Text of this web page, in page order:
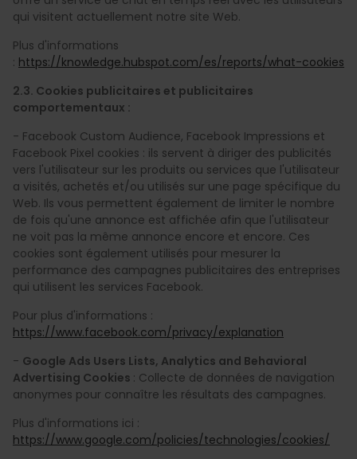
qui visitent actuellement notre site Web.
Plus d'informations
: https://knowledge.hubspot.com/es/reports/what-cookies
2.3. Cookies publicitaires et publicitaires
comportementaux :
- Facebook Custom Audience, Facebook Impressions et
Facebook Pixel cookies : ils servent à diriger des publicités
vers l'utilisateur sur les produits ou services que l'utilisateur
a visités, achetés et/ou utilisés sur une page spécifique du
Web. Ils vous permettent également de limiter le nombre
de fois qu'une annonce est affichée afin que l'utilisateur
ne voit pas la même annonce encore et encore. Ces
cookies sont également utilisés pour mesurer la
performance des campagnes publicitaires des entreprises
qui utilisent les services Facebook.
Pour plus d'informations :
https://www.facebook.com/privacy/explanation
- Google Ads Users Lists, Analytics and Behavioral
Advertising Cookies : Collecte de données de navigation
anonymes pour connaître les résultats des campagnes.
Plus d'informations ici :
https://www.google.com/policies/technologies/cookies/